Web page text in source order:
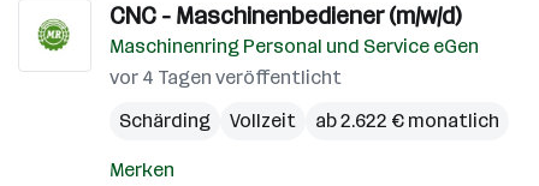
CNC - Maschinenbediener (m/w/d)
Maschinenring Personal und Service eGen
vor 4 Tagen veröffentlicht
Schärding
Vollzeit ab 2.622 € monatlich
Merken